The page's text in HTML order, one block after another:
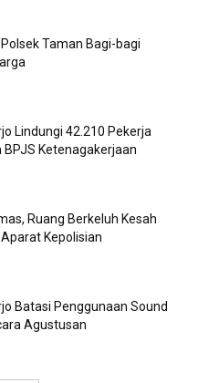
Taman Bagi-bagi
Lindungi 42.210 Pekerja
Ketenagakerjaan
Ruang Berkeluh Kesah
Kepolisian
Batasi Penggunaan Sound
Agustusan